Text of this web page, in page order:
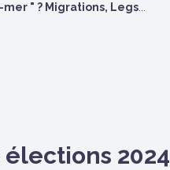
" ? Migrations, Legs
2024